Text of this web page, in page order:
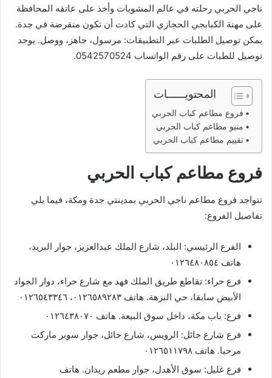
ناجي الحربي رحلته في عالم المشويات وأخذ على عاتقه المحافظة
على مهنة الكبابجي الحجازي التي كادت أن تكون منقرضة في جدة.
يمكن توصيل الطلبات عبر التطبيقات: مرسول، جاهز، ووصل. يوجد
توصيل للطبات على رقم الواتساب 0542570524.
المحتويــــــات
فروع مطاعم كباب الحربي
منيو مطاعم كباب الحربي
تقييم مطاعم كباب الحربي
فروع مطاعم كباب الحربي
تتواجد فروع مطاعم ناجي الحربي بمدينتي جدة ومكة، فيما يلي
تفاصيل الفروع:
الفرع الرئيسي: البلد، شارع الملك عبدالعزيز، جوار البريد،
هاتف ٠١٢٦٤٨٠٨٥٤
فرع حراء: تقاطع طريق الملك فهد مع شارع حراء، دوار الجواد
الأبيض سابقا، حي النزهة. هاتف ٠١٢٦٥٨٩٢٨٣، ٠١٢٦٥٤٣٣٤٦
فرع: باب مكة، داخل سوق البيعة. هاتف ٠١٢٦٤٣٨٠٧٠
فرع شارع حائل: الرويس، شارع حائل، جوار سوبر ماركت
مرحبا. هاتف ٠١٢٦٥١١٧٩٨
فرع غليل: سوق الأهدل، جوار مطعم ريدان. هاتف